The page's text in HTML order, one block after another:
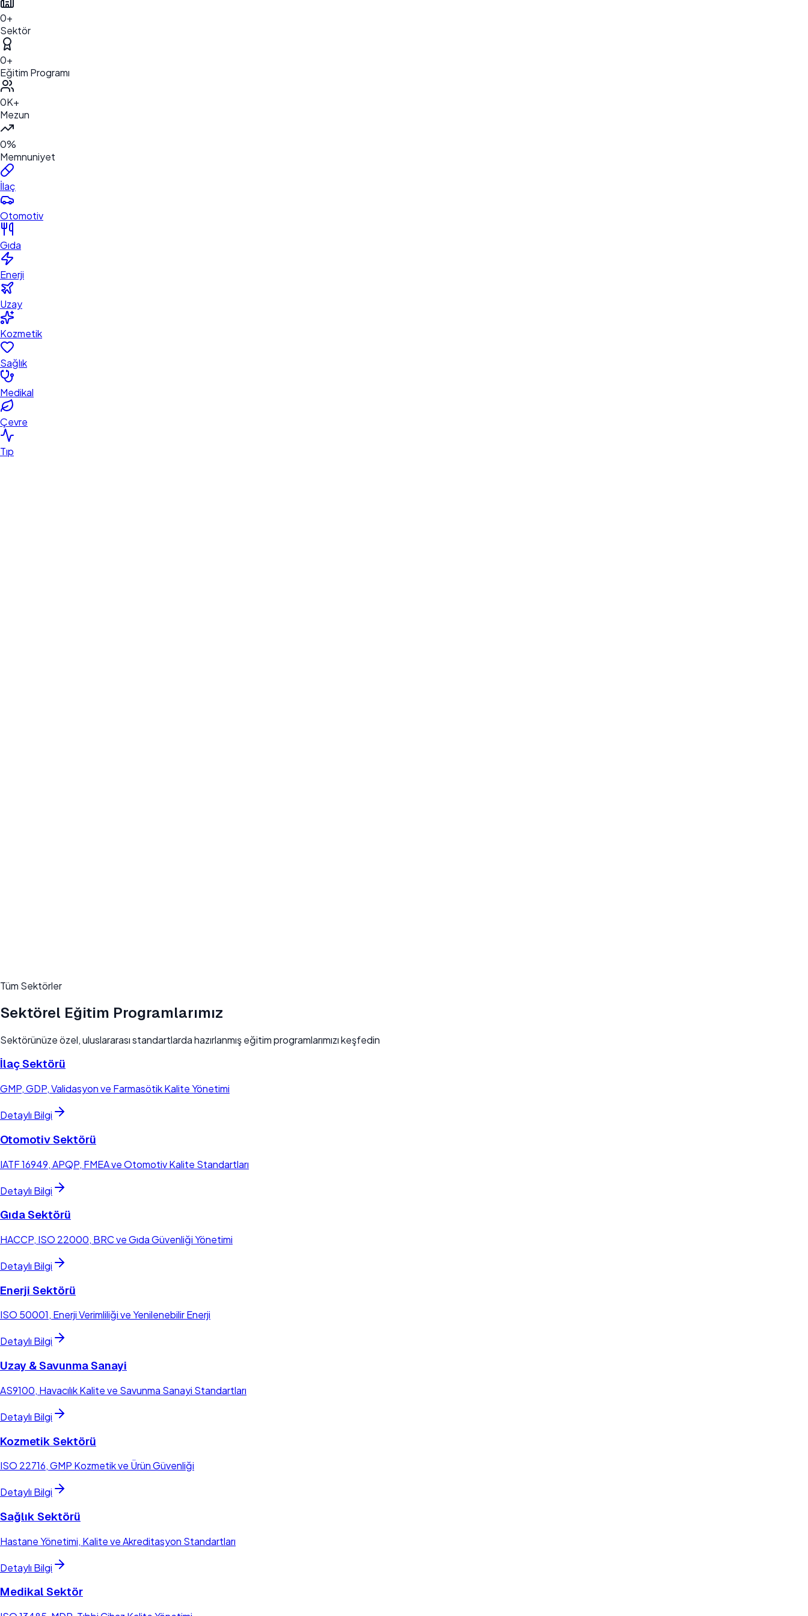
0+
Sektör
0+
Eğitim Programı
0K+
Mezun
0%
Memnuniyet
İlaç
Otomotiv
Gıda
Enerji
Uzay
Kozmetik
Sağlık
Medikal
Çevre
Tıp
Tüm Sektörler
Sektörel Eğitim Programlarımız
Sektörünüze özel, uluslararası standartlarda hazırlanmış eğitim programlarımızı keşfedin
İlaç Sektörü
GMP, GDP, Validasyon ve Farmasötik Kalite Yönetimi
Detaylı Bilgi
Otomotiv Sektörü
IATF 16949, APQP, FMEA ve Otomotiv Kalite Standartları
Detaylı Bilgi
Gıda Sektörü
HACCP, ISO 22000, BRC ve Gıda Güvenliği Yönetimi
Detaylı Bilgi
Enerji Sektörü
ISO 50001, Enerji Verimliliği ve Yenilenebilir Enerji
Detaylı Bilgi
Uzay & Savunma Sanayi
AS9100, Havacılık Kalite ve Savunma Sanayi Standartları
Detaylı Bilgi
Kozmetik Sektörü
ISO 22716, GMP Kozmetik ve Ürün Güvenliği
Detaylı Bilgi
Sağlık Sektörü
Hastane Yönetimi, Kalite ve Akreditasyon Standartları
Detaylı Bilgi
Medikal Sektör